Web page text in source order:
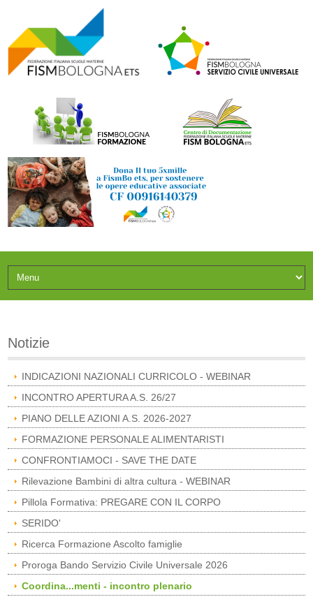
Notizie
INDICAZIONI NAZIONALI CURRICOLO - WEBINAR
INCONTRO APERTURA A.S. 26/27
PIANO DELLE AZIONI A.S. 2026-2027
FORMAZIONE PERSONALE ALIMENTARISTI
CONFRONTIAMOCI - SAVE THE DATE
Rilevazione Bambini di altra cultura - WEBINAR
Pillola Formativa: PREGARE CON IL CORPO
SERIDO'
Ricerca Formazione Ascolto famiglie
Proroga Bando Servizio Civile Universale 2026
Coordina...menti - incontro plenario